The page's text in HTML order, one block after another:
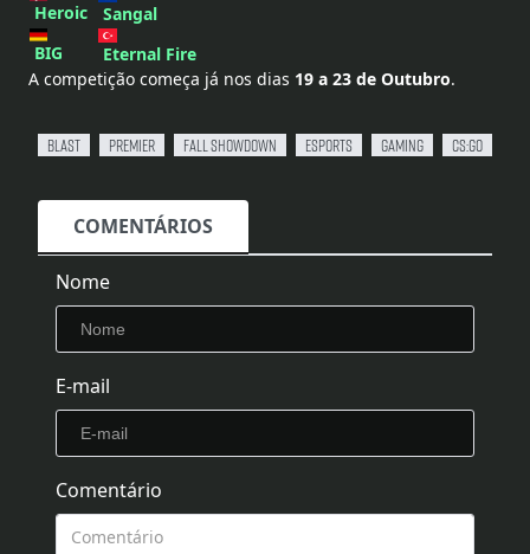
Heroic
Sangal
BIG
Eternal Fire
A competição começa já nos dias 19 a 23 de Outubro.
Blast Premier Fall Showdown Esports Gaming CS:GO
COMENTÁRIOS
Nome
E-mail
Comentário